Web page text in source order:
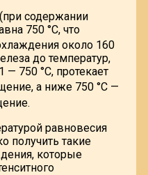
содержании
750 °С, что
около 160
до температур,
— 750 °С, протекает
а ниже 750 °С —
равновесия
получить такие
которые